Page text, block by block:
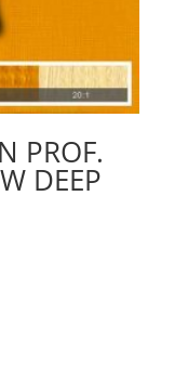
PROF.
DEEP